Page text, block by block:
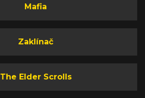
Mafia
Zaklínač
The Elder Scrolls